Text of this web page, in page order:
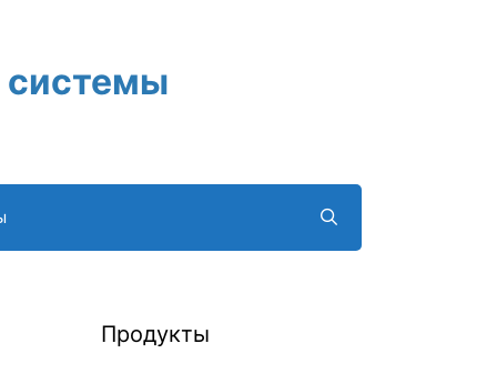
Продукты